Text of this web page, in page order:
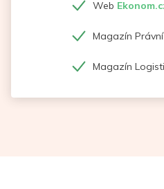
Web
Magazín
Magazín